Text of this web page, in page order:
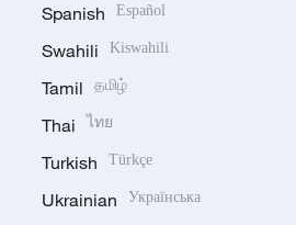
Spanish Español
Swahili Kiswahili
Tamil தமிழ்
Thai ไทย
Turkish Türkçe
Ukrainian Українська